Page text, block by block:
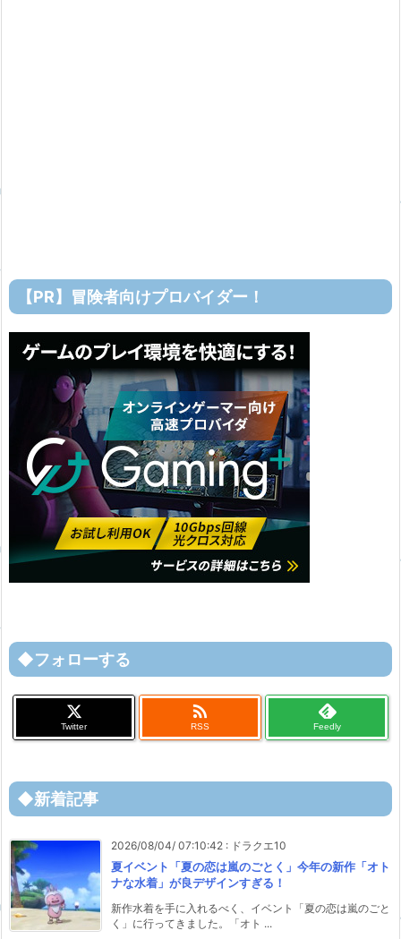
【PR】冒険者向けプロバイダー！
◆フォローする
Twitter

RSS Feedly
◆新着記事
2026/08/04/ 07:10:42 : ドラクエ10
夏イベント「夏の恋は嵐のごとく」今年の新作「オト
ナな水着」が良デザインすぎる！
新作水着を手に入れるべく、イベント「夏の恋は嵐のごと
く」に行ってきました。「オト ...